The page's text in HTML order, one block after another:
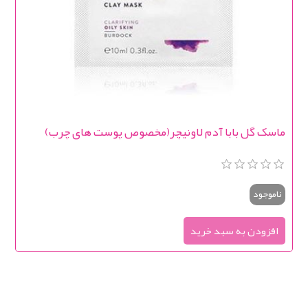
ماسک گل بابا آدم لاونیچر(مخصوص پوست های چرب)
ناموجود